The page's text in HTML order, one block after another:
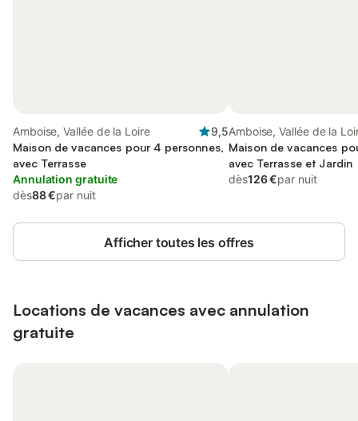
Amboise, Vallée de la Loire
9,5
Maison de vacances pour 4 personnes,
avec Terrasse
Annulation gratuite
dès88 €par nuit
Amboise, Vallée de la
Maison de vacances
avec Terrasse et Jardin
dès126 €par nuit
Afficher toutes les offres
Locations de vacances avec annulation
gratuite